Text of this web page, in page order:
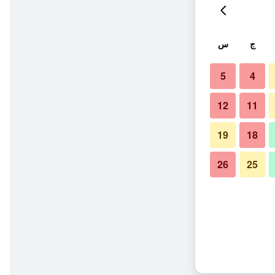
ج س
4
5
11
12
18
19
25
26